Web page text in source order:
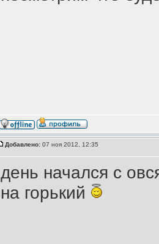
Добавлено:07 ноя 2012, 12:35
день начался с
на горький